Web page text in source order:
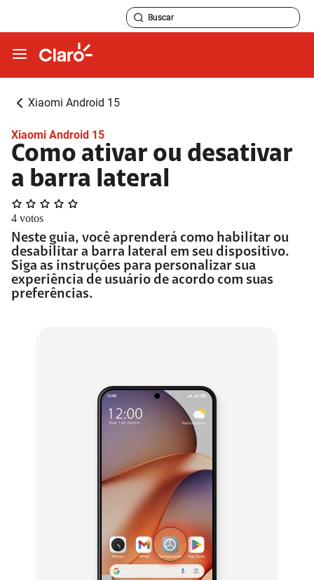
Xiaomi Android 15
Xiaomi Android 15
Como ativar ou desativar
a barra lateral
4 votos
Neste guia, você aprenderá como habilitar ou
desabilitar a barra lateral em seu dispositivo.
Siga as instruções para personalizar sua
experiência de usuário de acordo com suas
preferências.